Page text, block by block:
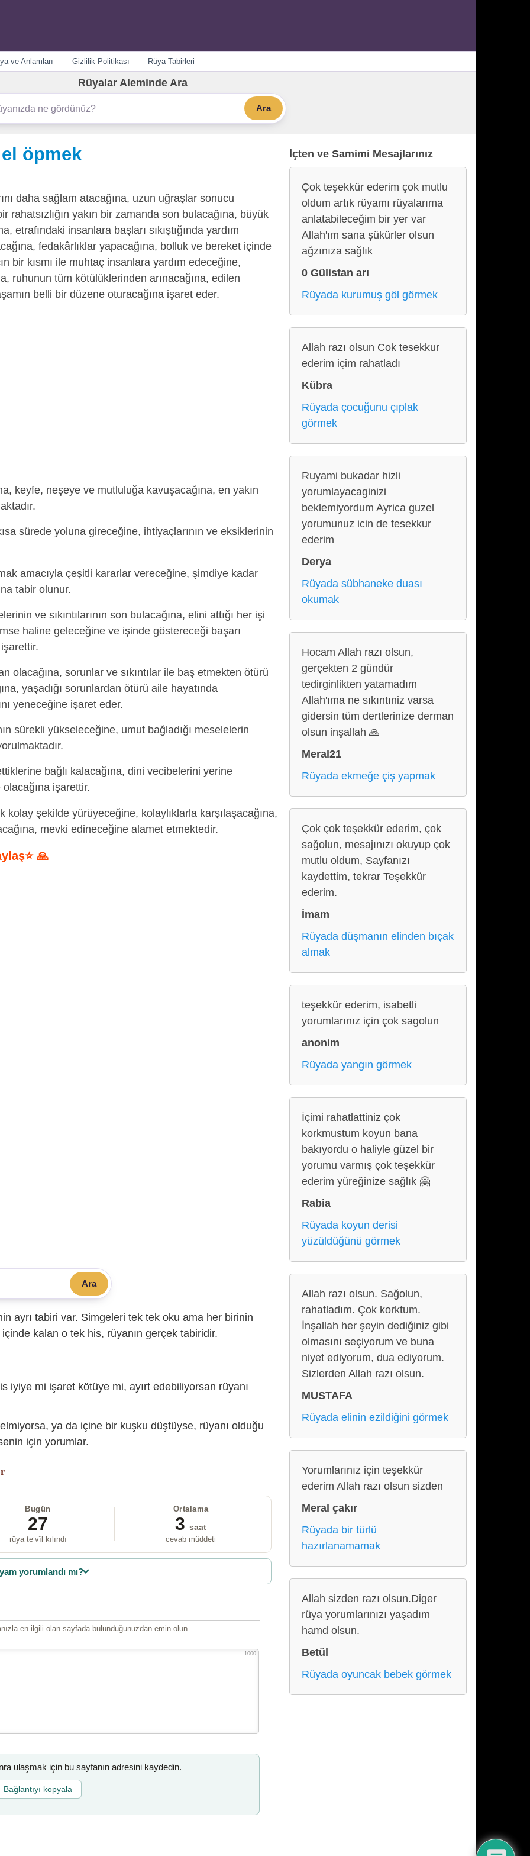
ve Anlamları Gizlilik Politikası Rüya Tabirleri
Rüyalar Aleminde Ara
Ara
öpmek
daha sağlam atacağına, uzun uğraşlar sonucu
rahatsızlığın yakın bir zamanda son bulacağına, büyük
etrafındaki insanlara başları sıkıştığında yardım
fedakârlıklar yapacağına, bolluk ve bereket içinde
bir kısmı ile muhtaç insanlara yardım edeceğine,
ruhunun tüm kötülüklerinden arınacağına, edilen
belli bir düzene oturacağına işaret eder.
keyfe, neşeye ve mutluluğa kavuşacağına, en yakın
sürede yoluna gireceğine, ihtiyaçlarının ve eksiklerinin
amacıyla çeşitli kararlar vereceğine, şimdiye kadar
tabir olunur.
ve sıkıntılarının son bulacağına, elini attığı her işi
haline geleceğine ve işinde göstereceği başarı
olacağına, sorunlar ve sıkıntılar ile baş etmekten ötürü
yaşadığı sorunlardan ötürü aile hayatında
yeneceğine işaret eder.
sürekli yükseleceğine, umut bağladığı meselelerin
bağlı kalacağına, dini vecibelerini yerine
olacağına işarettir.
kolay şekilde yürüyeceğine, kolaylıklarla karşılaşacağına,
mevki edineceğine alamet etmektedir.
🙏
Ara
ayrı tabiri var. Simgeleri tek tek oku ama her birinin
kalan o tek his, rüyanın gerçek tabiridir.
iyiye mi işaret kötüye mi, ayırt edebiliyorsan rüyanı
ya da içine bir kuşku düştüyse, rüyanı olduğu
için yorumlar.
Bugün
27
rüya te’vîl kılındı
Ortalama
3 saat
cevab müddeti
yorumlandı mı?
en ilgili olan sayfada bulunduğunuzdan emin olun.
1000
ulaşmak için bu sayfanın adresini kaydedin.
Bağlantıyı kopyala
İçten ve Samimi Mesajlarınız
Çok teşekkür ederim çok mutlu
oldum artık rüyamı rüyalarıma
anlatabileceğim bir yer var
Allah'ım sana şükürler olsun
ağzınıza sağlık
0 Gülistan arı
Rüyada kurumuş göl görmek
Allah razı olsun Cok tesekkur
ederim içim rahatladı
Kübra
Rüyada çocuğunu çıplak
görmek
Ruyami bukadar hizli
yorumlayacaginizi
beklemiyordum Ayrica guzel
yorumunuz icin de tesekkur
ederim
Derya
Rüyada sübhaneke duası
okumak
Hocam Allah razı olsun,
gerçekten 2 gündür
tedirginlikten yatamadım
Allah'ıma ne sıkıntıniz varsa
gidersin tüm dertlerinize derman
olsun inşallah 🙏
Meral21
Rüyada ekmeğe çiş yapmak
Çok çok teşekkür ederim, çok
sağolun, mesajınızı okuyup çok
mutlu oldum, Sayfanızı
kaydettim, tekrar Teşekkür
ederim.
İmam
Rüyada düşmanın elinden bıçak
almak
teşekkür ederim, isabetli
yorumlarınız için çok sagolun
anonim
Rüyada yangın görmek
İçimi rahatlattiniz çok
korkmustum koyun bana
bakıyordu o haliyle güzel bir
yorumu varmış çok teşekkür
ederim yüreğinize sağlık 🤗
Rabia
Rüyada koyun derisi
yüzüldüğünü görmek
Allah razı olsun. Sağolun,
rahatladım. Çok korktum.
İnşallah her şeyin dediğiniz gibi
olmasını seçiyorum ve buna
niyet ediyorum, dua ediyorum.
Sizlerden Allah razı olsun.
MUSTAFA
Rüyada elinin ezildiğini görmek
Yorumlarınız için teşekkür
ederim Allah razı olsun sizden
Meral çakır
Rüyada bir türlü
hazırlanamamak
Allah sizden razı olsun.Diger
rüya yorumlarınızı yaşadım
hamd olsun.
Betül
Rüyada oyuncak bebek görmek